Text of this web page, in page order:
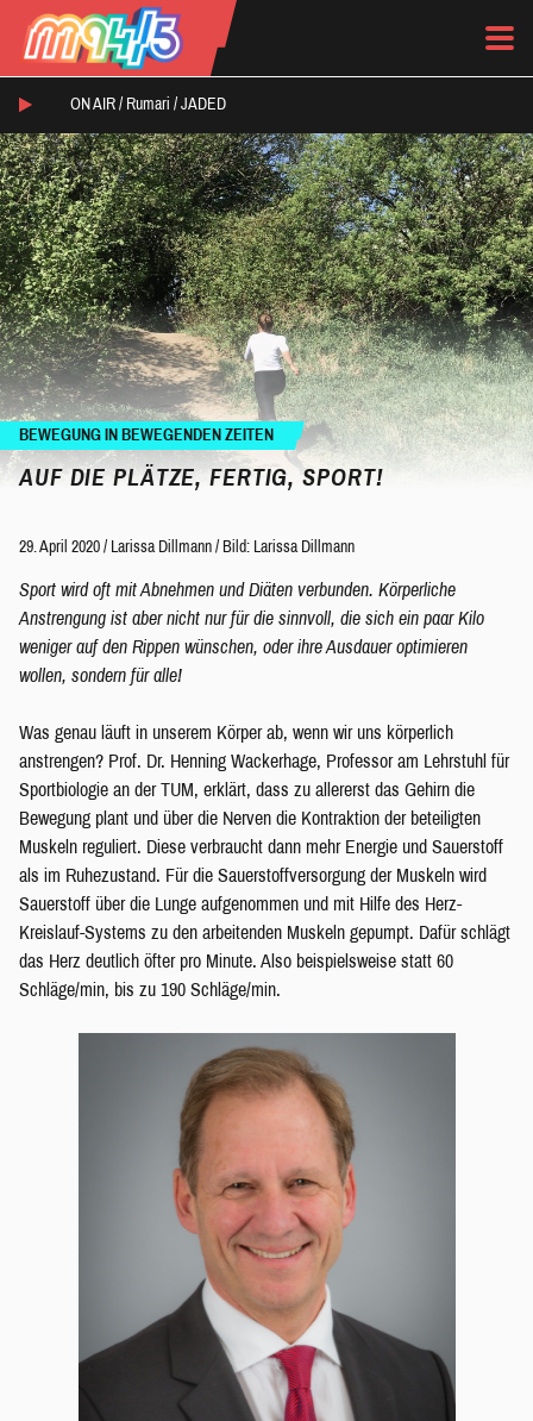
ON AIR / Rumari / JADED
BEWEGUNG IN BEWEGENDEN ZEITEN
AUF DIE PLÄTZE, FERTIG, SPORT!
29. April 2020 / Larissa Dillmann / Bild: Larissa Dillmann
Sport wird oft mit Abnehmen und Diäten verbunden. Körperliche
Anstrengung ist aber nicht nur für die sinnvoll, die sich ein paar Kilo
weniger auf den Rippen wünschen, oder ihre Ausdauer optimieren
wollen, sondern für alle!
Was genau läuft in unserem Körper ab, wenn wir uns körperlich
anstrengen? Prof. Dr. Henning Wackerhage, Professor am Lehrstuhl für
Sportbiologie an der TUM, erklärt, dass zu allererst das Gehirn die
Bewegung plant und über die Nerven die Kontraktion der beteiligten
Muskeln reguliert. Diese verbraucht dann mehr Energie und Sauerstoff
als im Ruhezustand. Für die Sauerstoffversorgung der Muskeln wird
Sauerstoff über die Lunge aufgenommen und mit Hilfe des Herz-
Kreislauf-Systems zu den arbeitenden Muskeln gepumpt. Dafür schlägt
das Herz deutlich öfter pro Minute. Also beispielsweise statt 60
Schläge/min, bis zu 190 Schläge/min.